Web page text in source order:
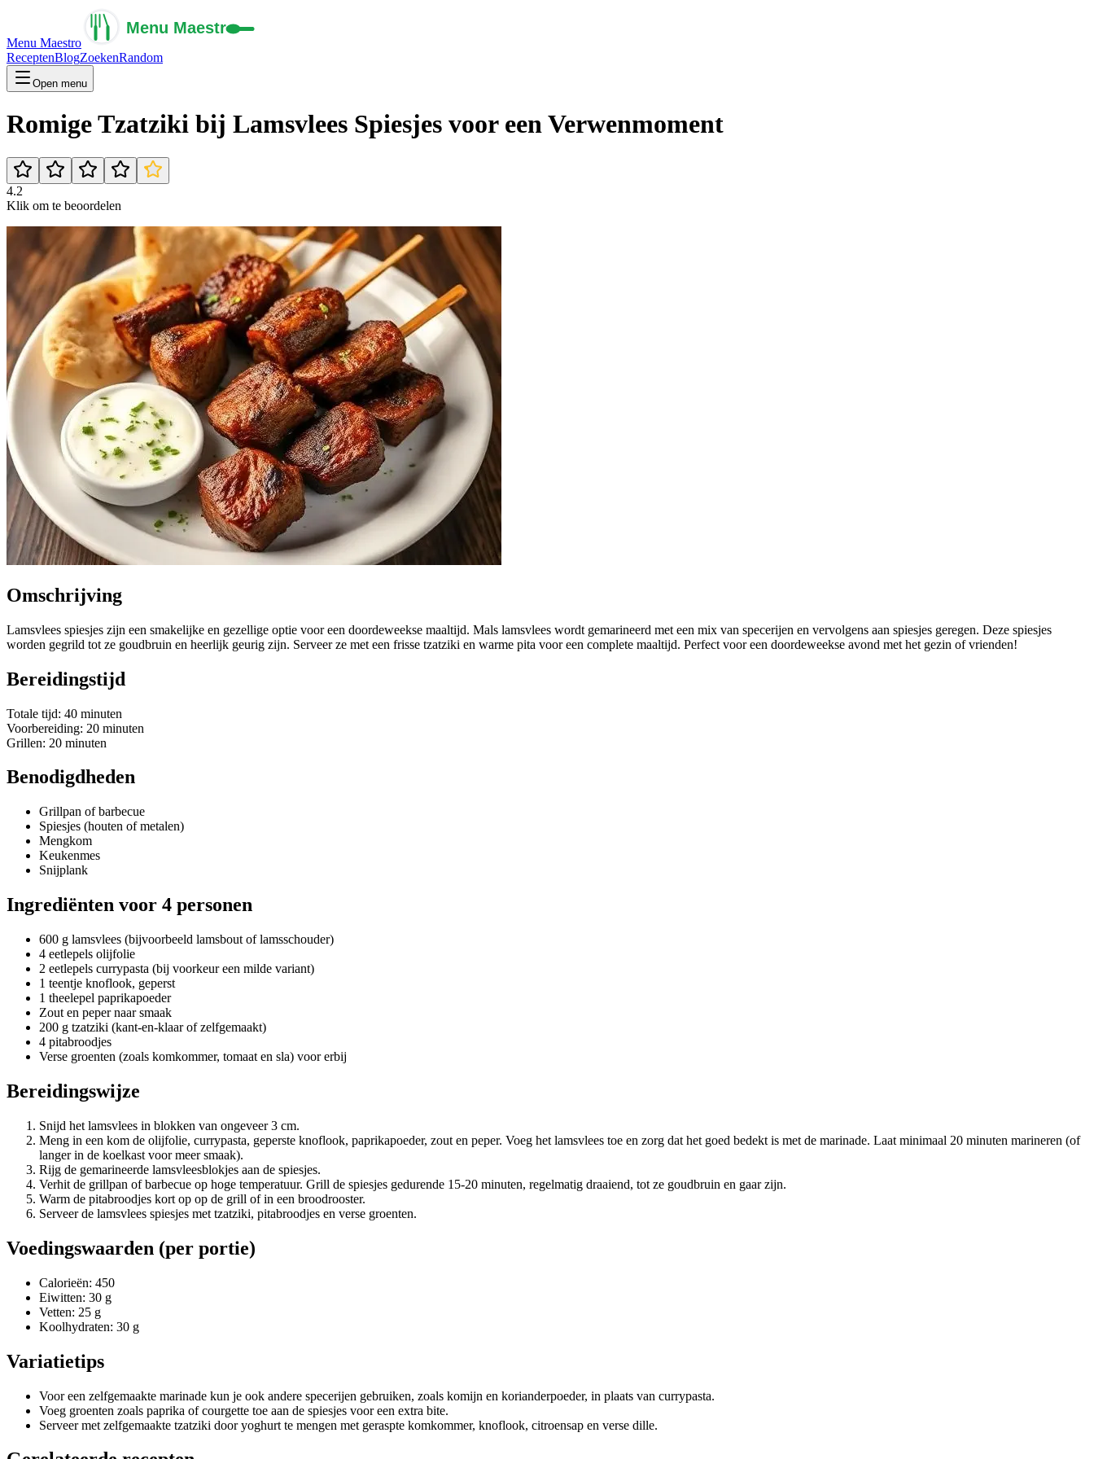
Menu Maestro
ReceptenBlogZoekenRandom
Open menu
Romige Tzatziki bij Lamsvlees Spiesjes voor een Verwenmoment
4.2
Klik om te beoordelen
Omschrijving
Lamsvlees spiesjes zijn een smakelijke en gezellige optie voor een doordeweekse maaltijd. Mals lamsvlees wordt gemarineerd met een mix van specerijen en vervolgens aan spiesjes geregen. Deze spiesjes
worden gegrild tot ze goudbruin en heerlijk geurig zijn. Serveer ze met een frisse tzatziki en warme pita voor een complete maaltijd. Perfect voor een doordeweekse avond met het gezin of vrienden!
Bereidingstijd
Totale tijd: 40 minuten
Voorbereiding: 20 minuten
Grillen: 20 minuten
Benodigdheden
Grillpan of barbecue
Spiesjes (houten of metalen)
Mengkom
Keukenmes
Snijplank
Ingrediënten voor 4 personen
600 g lamsvlees (bijvoorbeeld lamsbout of lamsschouder)
4 eetlepels olijfolie
2 eetlepels currypasta (bij voorkeur een milde variant)
1 teentje knoflook, geperst
1 theelepel paprikapoeder
Zout en peper naar smaak
200 g tzatziki (kant-en-klaar of zelfgemaakt)
4 pitabroodjes
Verse groenten (zoals komkommer, tomaat en sla) voor erbij
Bereidingswijze
Snijd het lamsvlees in blokken van ongeveer 3 cm.
Meng in een kom de olijfolie, currypasta, geperste knoflook, paprikapoeder, zout en peper. Voeg het lamsvlees toe en zorg dat het goed bedekt is met de marinade. Laat minimaal 20 minuten marineren (of
langer in de koelkast voor meer smaak).
Rijg de gemarineerde lamsvleesblokjes aan de spiesjes.
Verhit de grillpan of barbecue op hoge temperatuur. Grill de spiesjes gedurende 15-20 minuten, regelmatig draaiend, tot ze goudbruin en gaar zijn.
Warm de pitabroodjes kort op op de grill of in een broodrooster.
Serveer de lamsvlees spiesjes met tzatziki, pitabroodjes en verse groenten.
Voedingswaarden (per portie)
Calorieën: 450
Eiwitten: 30 g
Vetten: 25 g
Koolhydraten: 30 g
Variatietips
Voor een zelfgemaakte marinade kun je ook andere specerijen gebruiken, zoals komijn en korianderpoeder, in plaats van currypasta.
Voeg groenten zoals paprika of courgette toe aan de spiesjes voor een extra bite.
Serveer met zelfgemaakte tzatziki door yoghurt te mengen met geraspte komkommer, knoflook, citroensap en verse dille.